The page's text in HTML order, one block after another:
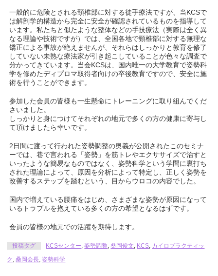
一般的に危険とされる頸椎部に対する徒手療法ですが、当KCSで
は解剖学的構造から完全に安全が確認されているものを指導して
います。私たちと似たような整体などの手技療法（実際は全く異
なる理論や技術ですが）では、全国各地で頸椎部に対する無理な
矯正による事故が絶えませんが、それらはしっかりと教育を修了
していない未熟な療法家が引き起こしていることが色々な調査で
分かってきています。当会KCSは、国内唯一の大学教育で姿勢科
学を修めたディプロマ取得者向けの卒後教育ですので、安全に施
術を行うことができます。
参加した会員の皆様も一生懸命にトレーニングに取り組んでくだ
さいました。
しっかりと身につけてそれぞれの地元で多くの方の健康に寄与し
て頂けましたら幸いです。
2日間に渡って行われた姿勢調整の奥義が公開されたこのセミナ
ーでは、巷で言われる「姿勢」を筋トレやエクササイズで治すと
いったような簡易なものではなく、姿勢科学という学問に裏打ち
された理論によって、原因を分析によって特定し、正しく姿勢を
改善するステップを踏むという、目からウロコの内容でした。
国内で増えている腰痛をはじめ、さまざまな姿勢が原因になって
いるトラブルを抱えている多くの方の希望となるはずです。
会員の皆様の地元での活躍を期待します。
投稿タグ KCSセンター,姿勢調整,桑岡俊文, KCS, カイロプラクティッ
ク ,桑岡会長,姿勢科学